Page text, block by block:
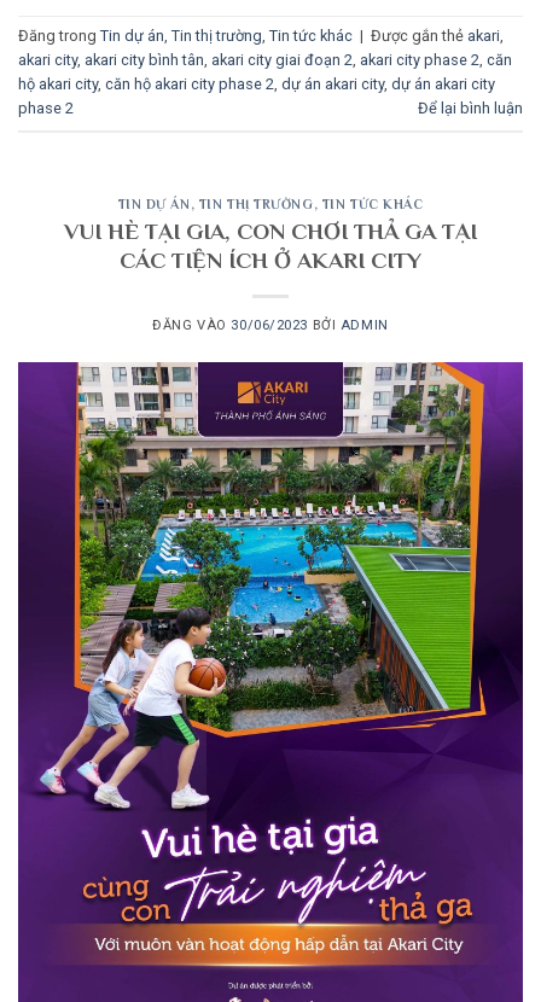
Đăng trong Tin dự án, Tin thị trường, Tin tức khác | Được gắn thẻ akari,
akari city, akari city bình tân, akari city giai đoạn 2, akari city phase 2, căn
hộ akari city, căn hộ akari city phase 2, dự án akari city, dự án akari city
phase 2
Để lại bình luận
TIN DỰ ÁN , TIN THỊ TRƯỜNG, TIN TỨC KHÁC
VUI HÈ TẠI GIA, CON CHƠI THẢ GA TẠI
CÁC TIỆN ÍCH Ở AKARI CITY
ĐĂNG VÀO 30/06/2023 BỞI ADMIN